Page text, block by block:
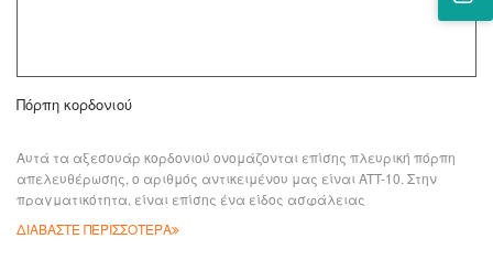
Πόρπη κορδονιού
Αυτά τα αξεσουάρ κορδονιού ονομάζονται επίσης πλευρική πόρπη
απελευθέρωσης, ο αριθμός αντικειμένου μας είναι ATT-10. Στην
πραγματικότητα, είναι επίσης ένα είδος ασφάλειας
ΔΙΑΒΑΣΤΕ ΠΕΡΙΣΣΟΤΕΡΑ